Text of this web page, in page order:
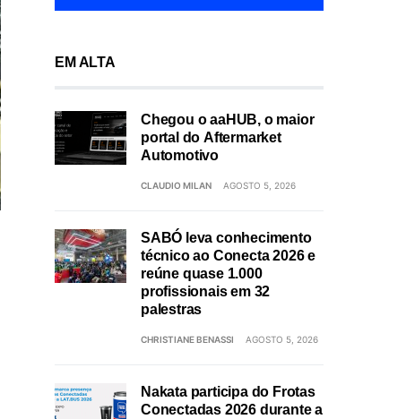
EM ALTA
Chegou o aaHUB, o maior
portal do Aftermarket
Automotivo
CLAUDIO MILAN AGOSTO 5, 2026
SABÓ leva conhecimento
técnico ao Conecta 2026 e
reúne quase 1.000
profissionais em 32
palestras
CHRISTIANE BENASSI AGOSTO 5, 2026
Nakata participa do Frotas
Conectadas 2026 durante a